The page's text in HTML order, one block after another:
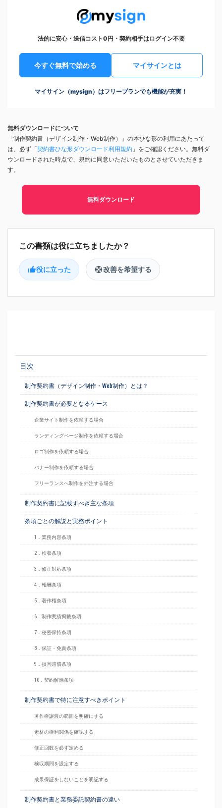
法的に安心・送信コスト0円・契約相手はログイン不要
今すぐ無料で始める マイサインとは
マイサイン（mysign）はフリープランでも機能が充実！
無料ダウンロードについて
「制作契約書（デザイン制作・Web制作）」の本ひな形の利用にあたって
は、必ず「契約書ひな形ダウンロード利用規約 」をご確認ください。無料ダ
ウンロードされた時点で、規約に同意いただいたものとさせていただきま
す。
無料ダウンロード
役に立った 改善を希望する
目次
制作契約書（デザイン制作・Web制作）とは？
制作契約書が必要となるケース
企業サイト制作を依頼する場合
ランディングページ制作を依頼する場合
ロゴ制作を依頼する場合
バナー制作を依頼する場合
フリーランスへ制作を外注する場合
制作契約書に記載すべき主な条項
条項ごとの解説と実務ポイント
1．業務内容条項
2．検収条項
3．修正対応条項
4．報酬条項
5．著作権条項
6．制作実績掲載条項
7．秘密保持条項
8．保証・免責条項
9．損害賠償条項
10．契約解除条項
制作契約書で特に注意すべきポイント
著作権譲渡の範囲を明確にする
素材の権利関係を確認する
修正回数を必ず定める
検収期間を設定する
成果保証をしないことを明記する
制作契約書と業務委託契約書の違い